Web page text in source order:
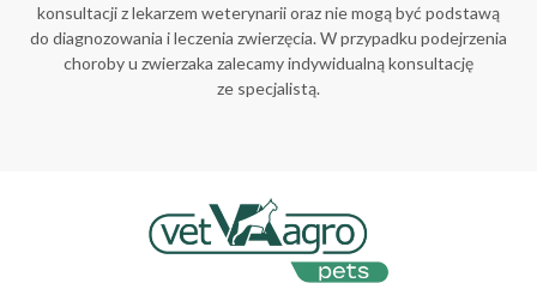
konsultacji z lekarzem weterynarii oraz nie mogą być podstawą
do diagnozowania i leczenia zwierzęcia. W przypadku podejrzenia
choroby u zwierzaka zalecamy indywidualną konsultację
ze specjalistą.